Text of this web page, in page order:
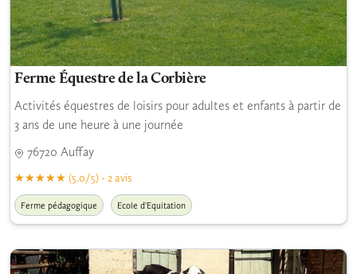
Ferme Équestre de la Corbière
Activités équestres de loisirs pour adultes et enfants à partir de
3 ans de une heure à une journée
76720 Auffay
(5.0/5) - 2 avis
Ferme pédagogique Ecole d'Equitation